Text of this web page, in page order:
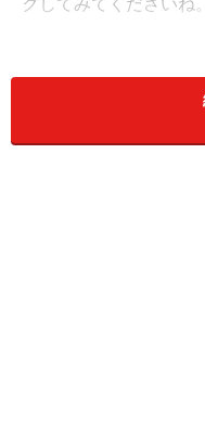
1. 開閉しやす